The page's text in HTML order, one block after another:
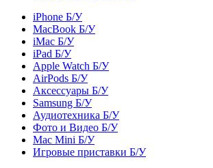
iPhone Б/У
MacBook Б/У
iMac Б/У
iPad Б/У
Apple Watch Б/У
AirPods Б/У
Аксессуары Б/У
Samsung Б/У
Аудиотехника Б/У
Фото и Видео Б/У
Mac Mini Б/У
Игровые приставки Б/У